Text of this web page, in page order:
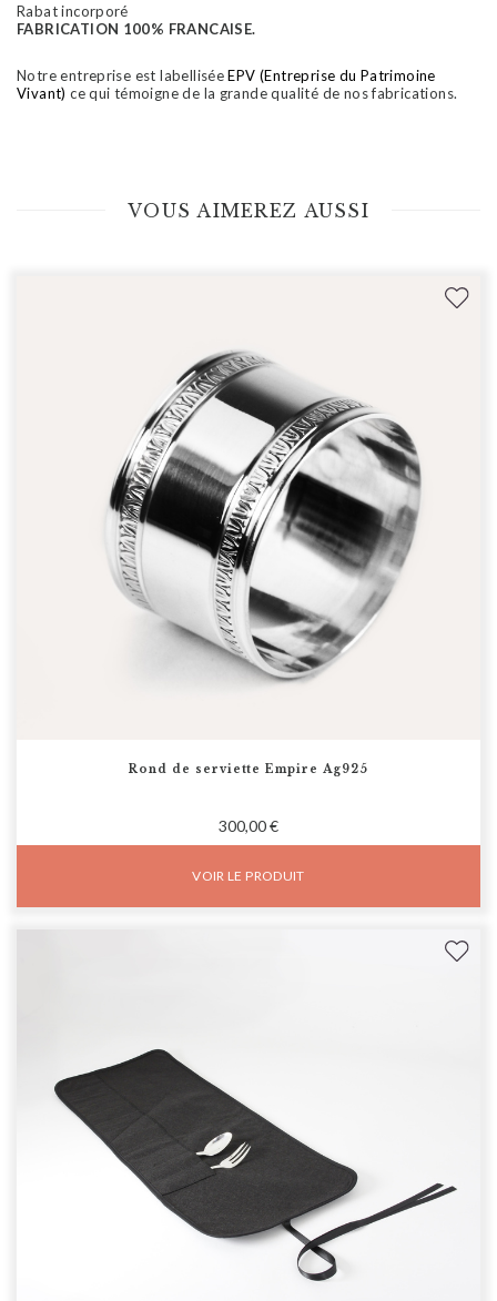
Rabat incorporé
FABRICATION 100% FRANCAISE.
Notre entreprise est labelliséeEPV (Entreprise du Patrimoine
Vivant) ce qui témoigne de la grande qualité de nos fabrications.
VOUS AIMEREZ AUSSI
Rond de serviette Empire Ag925
300,00 €
VOIR LE PRODUIT